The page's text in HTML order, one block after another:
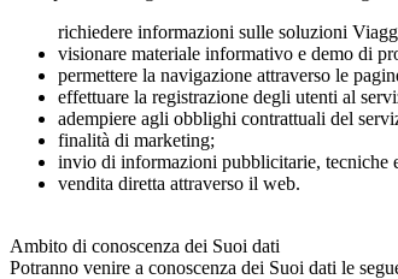
richiedere informazioni sulle soluzioni
visionare materiale informativo e demo di
permettere la navigazione attraverso le
effettuare la registrazione degli utenti al
adempiere agli obblighi contrattuali del
finalità di marketing;
invio di informazioni pubblicitarie, tecniche
vendita diretta attraverso il web.
Ambito di conoscenza dei Suoi dati
Potranno venire a conoscenza dei Suoi dati le